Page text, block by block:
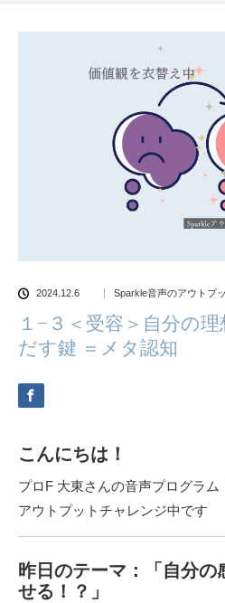
2024.12.6 Sparkle音声のアウトプ
１−３＜受容＞自分の
だす鍵 ＝メタ認知
こんにちは！
プロF 大東さんの音声プログラム
アウトプットチャレンジ中です
昨日のテーマ：「自分の
せる！？」